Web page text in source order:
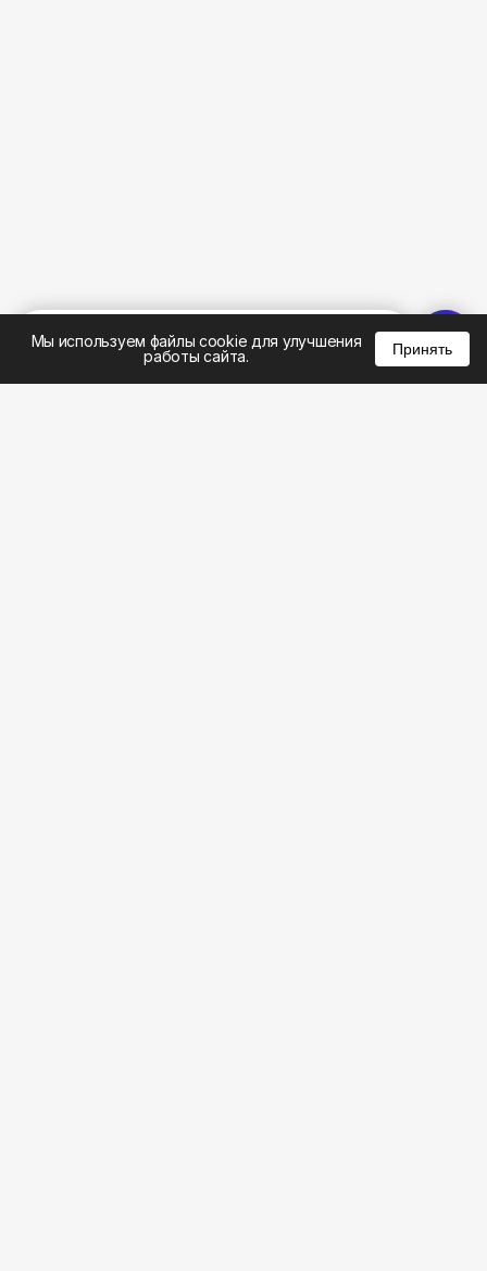
Мы используем файлы cookie для улучшения
работы сайта.
Принять